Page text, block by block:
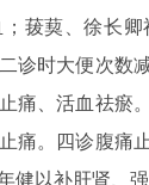
菝葜、徐长
诊时大便次数
痛、活血祛瘀
痛。四诊腹痛
以补肝肾、强